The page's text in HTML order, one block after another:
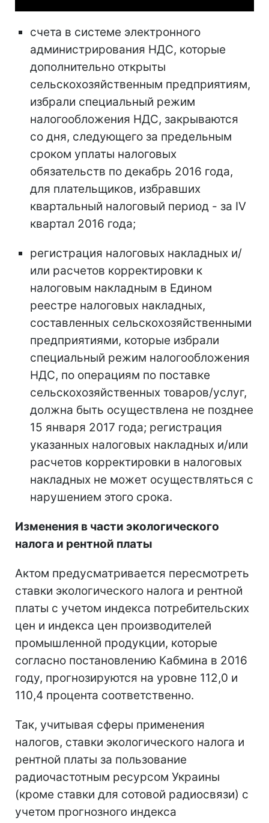
счета в системе электронного
администрирования НДС, которые
дополнительно открыты
сельскохозяйственным предприятиям,
избрали специальный режим
налогообложения НДС, закрываются
со дня, следующего за предельным
сроком уплаты налоговых
обязательств по декабрь 2016 года,
для плательщиков, избравших
квартальный налоговый период - за ІV
квартал 2016 года;
регистрация налоговых накладных и/
или расчетов корректировки к
налоговым накладным в Едином
реестре налоговых накладных,
составленных сельскохозяйственными
предприятиями, которые избрали
специальный режим налогообложения
НДС, по операциям по поставке
сельскохозяйственных товаров/услуг,
должна быть осуществлена не позднее
15 января 2017 года; регистрация
указанных налоговых накладных и/или
расчетов корректировки в налоговых
накладных не может осуществляться с
нарушением этого срока.
Изменения в части экологического
налога и рентной платы
Актом предусматривается пересмотреть
ставки экологического налога и рентной
платы с учетом индекса потребительских
цен и индекса цен производителей
промышленной продукции, которые
согласно постановлению Кабмина в 2016
году, прогнозируются на уровне 112,0 и
110,4 процента соответственно.
Так, учитывая сферы применения
налогов, ставки экологического налога и
рентной платы за пользование
радиочастотным ресурсом Украины
(кроме ставки для сотовой радиосвязи) с
учетом прогнозного индекса